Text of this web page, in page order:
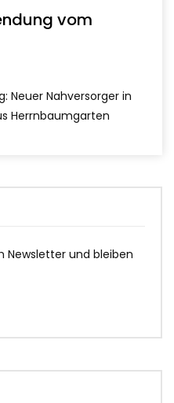
vom
Neuer Nahversorger in
Herrnbaumgarten
Newsletter und bleiben